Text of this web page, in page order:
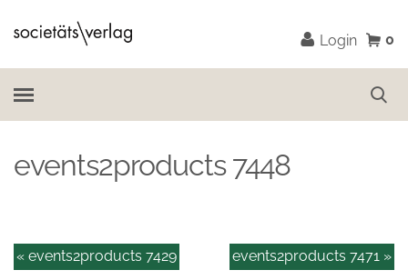
Login 0
events2products 7448
events2products 7471 »
« events2products 7429